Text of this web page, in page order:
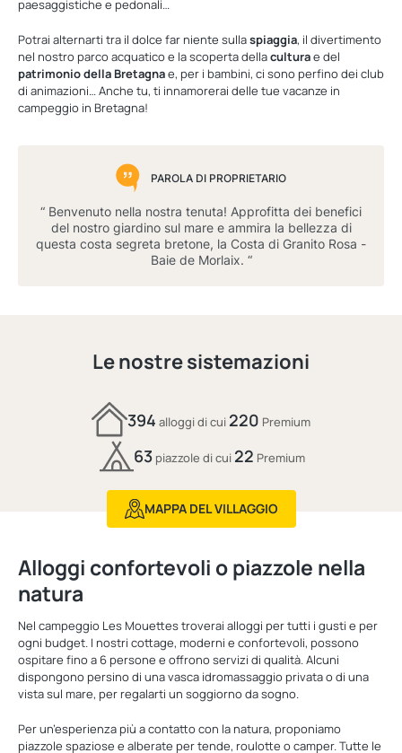
paesaggistiche e pedonali…
Potrai alternarti tra il dolce far niente sullaspiaggia, il divertimento
nel nostro parco acquatico e la scoperta dellaculturae del
patrimonio della Bretagnae, per i bambini, ci sono perfino dei club
di animazioni… Anche tu, ti innamorerai delle tue vacanze in
campeggio in Bretagna!
PAROLA DI PROPRIETARIO
“ Benvenuto nella nostra tenuta! Approfitta dei benefici
del nostro giardino sul mare e ammira la bellezza di
questa costa segreta bretone, la Costa di Granito Rosa -
Baie de Morlaix. “
Le nostre sistemazioni
394 alloggi di cui 220 Premium
63piazzole di cui 22 Premium
MAPPA DEL VILLAGGIO
Alloggi confortevoli o piazzole nella
natura
Nel campeggio Les Mouettes troverai alloggi per tutti i gusti e per
ogni budget. I nostri cottage, moderni e confortevoli, possono
ospitare fino a 6 persone e offrono servizi di qualità. Alcuni
dispongono persino di una vasca idromassaggio privata o di una
vista sul mare, per regalarti un soggiorno da sogno.
Per un’esperienza più a contatto con la natura, proponiamo
piazzole spaziose e alberate per tende, roulotte o camper. Tutte le